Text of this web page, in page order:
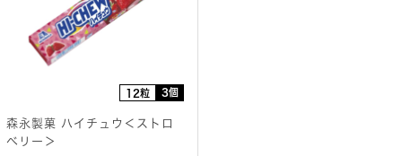
12粒 3個
森永製菓 ハイチュウ＜ストロ
ベリー＞